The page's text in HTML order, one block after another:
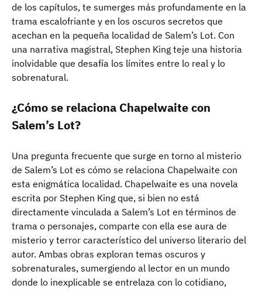
de los capítulos, te sumerges más profundamente en la
trama escalofriante y en los oscuros secretos que
acechan en la pequeña localidad de Salem’s Lot. Con
una narrativa magistral, Stephen King teje una historia
inolvidable que desafía los límites entre lo real y lo
sobrenatural.
¿Cómo se relaciona Chapelwaite con
Salem’s Lot?
Una pregunta frecuente que surge en torno al misterio
de Salem’s Lot es cómo se relaciona Chapelwaite con
esta enigmática localidad. Chapelwaite es una novela
escrita por Stephen King que, si bien no está
directamente vinculada a Salem’s Lot en términos de
trama o personajes, comparte con ella ese aura de
misterio y terror característico del universo literario del
autor. Ambas obras exploran temas oscuros y
sobrenaturales, sumergiendo al lector en un mundo
donde lo inexplicable se entrelaza con lo cotidiano,